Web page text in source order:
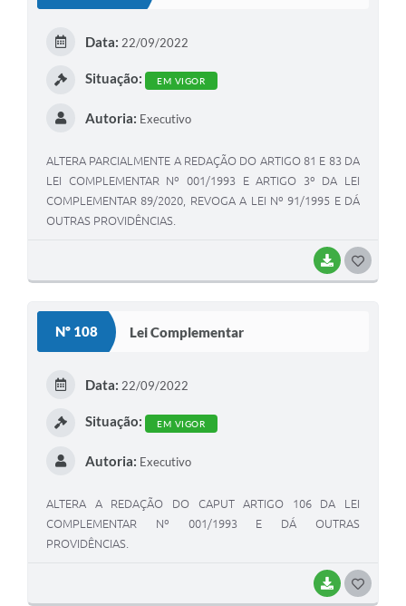
BAIXAR
Data: 22/09/2022
Situação: EM VIGOR
Autoria: Executivo
ALTERA PARCIALMENTE A REDAÇÃO DO ARTIGO 81 E 83 DA
LEI COMPLEMENTAR Nº 001/1993 E ARTIGO 3º DA LEI
COMPLEMENTAR 89/2020, REVOGA A LEI Nº 91/1995 E DÁ
OUTRAS PROVIDÊNCIAS.
Nº 108 Lei Complementar
BAIXAR
Data: 22/09/2022
Situação: EM VIGOR
Autoria: Executivo
ALTERA A REDAÇÃO DO CAPUT ARTIGO 106 DA LEI
COMPLEMENTAR Nº 001/1993 E DÁ OUTRAS
PROVIDÊNCIAS.